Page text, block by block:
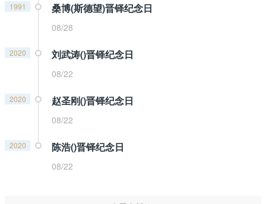
1991 桑博(斯德望)晋铎纪念日
08/28
2020 刘武涛()晋铎纪念日
08/22
2020 赵圣刚()晋铎纪念日
08/22
2020 陈浩()晋铎纪念日
08/22